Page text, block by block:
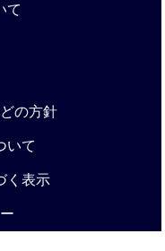
て
の方針
いて
く表示